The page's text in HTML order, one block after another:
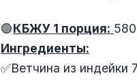
🟢КБЖУ 1 порция:
Ингредиенты:
✅Ветчина из индейки